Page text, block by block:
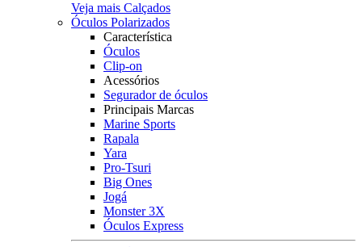
Veja mais Calçados
Óculos Polarizados
Característica
Óculos
Clip-on
Acessórios
Segurador de óculos
Principais Marcas
Marine Sports
Rapala
Yara
Pro-Tsuri
Big Ones
Jogá
Monster 3X
Óculos Express